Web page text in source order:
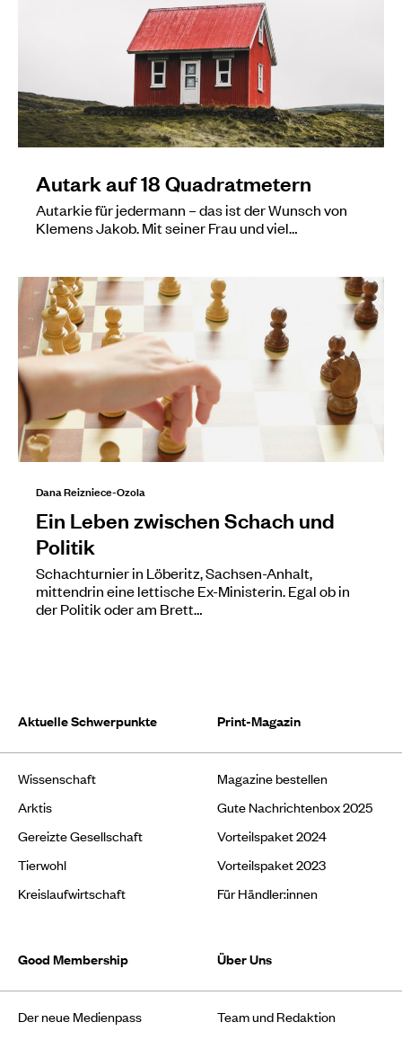
Autark auf 18 Quadratmetern
Autarkie für jedermann – das ist der Wunsch von
Klemens Jakob. Mit seiner Frau und viel…
Dana Reizniece-Ozola
Ein Leben zwischen Schach und
Politik
Schachturnier in Löberitz, Sachsen-Anhalt,
mittendrin eine lettische Ex-Ministerin. Egal ob in
der Politik oder am Brett…
Aktuelle Schwerpunkte
Wissenschaft
Arktis
Gereizte Gesellschaft
Tierwohl
Kreislaufwirtschaft
Print-Magazin
Magazine bestellen
Gute Nachrichtenbox 2025
Vorteilspaket 2024
Vorteilspaket 2023
Für Händler:innen
Good Membership
Der neue Medienpass
Über Uns
Team und Redaktion